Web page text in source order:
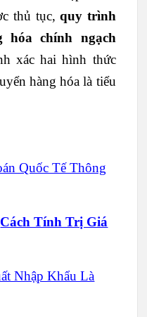
thủ tục,quy trình
hóa chính ngạch
xác hai hình thức
hàng hóa là tiểu
Quốc Tế Thông
Cách Tính Trị Giá
Nhập Khẩu Là